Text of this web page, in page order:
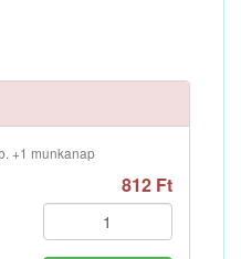
+1 munkanap
812 Ft